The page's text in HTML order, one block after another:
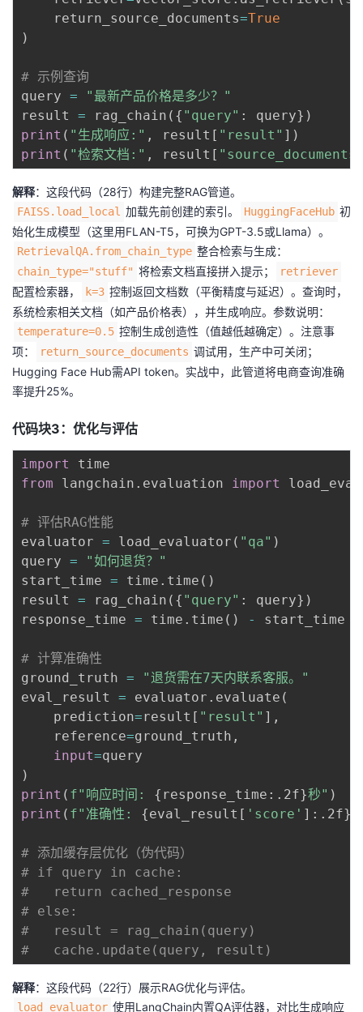
    return_source_documents
=True
)
# 示例查询
query =
"最新产品价格是多少？"
result = rag_chain ( { "query" : query} )
print ( "生成响应:" , result [ "result" ] )
print ( "检索文档:" , result [
解释：这段代码（28行）构建完整RAG管道。
FAISS.load_local 加载先前创建的索引。 HuggingFaceHub 初
始化生成模型（这里用FLAN-T5，可换为GPT-3.5或Llama）。
RetrievalQA.from_chain_type 整合检索与生成：
chain_type="stuff" 将检索文档直接拼入提示； retriever
配置检索器， k=3 控制返回文档数（平衡精度与延迟）。查询时，
系统检索相关文档（如产品价格表），并生成响应。参数说明：
temperature=0.5 控制生成创造性（值越低越确定）。注意事
项：
return_source_documents 调试用，生产中可关闭；
Hugging Face Hub需API token。实战中，此管道将电商查询准确
率提升25%。
代码块3：优化与评估
import
from langchain . evaluation import
# 评估RAG性能
evaluator = load_evaluator ( "qa" )
query =
"如何退货？"
start_time = time . time ( )
result = rag_chain ( { "query" : query} )
response_time = time . time ( ) - start_time
# 计算准确性
ground_truth =
"退货需在7天内联系客服。"
eval_result = evaluator . evaluate (
    prediction
=result [ "result" ] ,
    reference
=ground_truth ,
input=
)
print ( f"响应时间: { response_time : .2f}秒" )
print ( f"准确性: {eval_result [ 'score' ] : .2f}
# 添加缓存层优化（伪代码）
# if query in cache:
#   return cached_response
# else:
#   result = rag_chain(query)
#   cache.update(query, result)
解释：这段代码（22行）展示RAG优化与评估。
load_evaluator 使用LangChain内置QA评估器，对比生成响应